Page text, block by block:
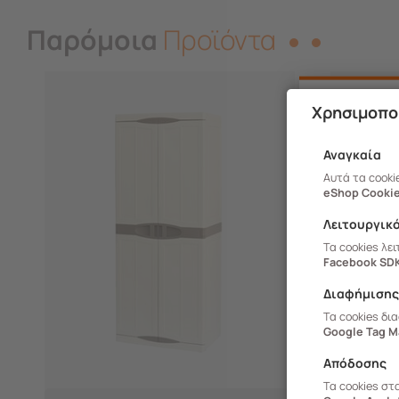
Παρόμοια Προϊόντα
-14%
Αναγκαία
Αυτά τα
eShop
Τα cookies
Facebook
Διαφήμισης
Τα cookies
Google Tag
Απόδοσης
Τα cookies